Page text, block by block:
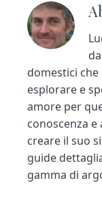
domestici
esplorare e
amore per
conoscenza
creare il suo
guide
gamma di